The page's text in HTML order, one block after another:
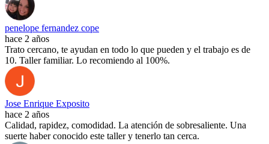
penelope fernandez cope
hace 2 años
Trato cercano, te ayudan en todo lo que pueden y el trabajo es de
10. Taller familiar. Lo recomiendo al 100%.
Jose Enrique Exposito
hace 2 años
Calidad, rapidez, comodidad. La atención de sobresaliente. Una
suerte haber conocido este taller y tenerlo tan cerca.